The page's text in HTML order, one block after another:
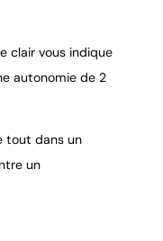
clair vous indique
autonomie de 2
tout dans un
un